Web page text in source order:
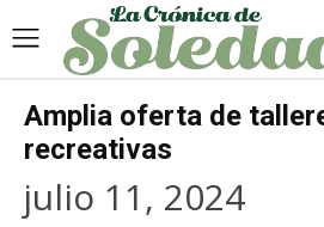
Amplia oferta de
recreativas
julio 11, 2024